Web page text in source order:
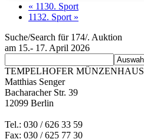
« 1130. Sport
1132. Sport »
Suche/Search für 174/. Auktion
am 15.- 17. April 2026
TEMPELHOFER MÜNZENHAUS
Matthias Senger
Bacharacher Str. 39
12099 Berlin
Tel.: 030 / 626 33 59
Fax: 030 / 625 77 30